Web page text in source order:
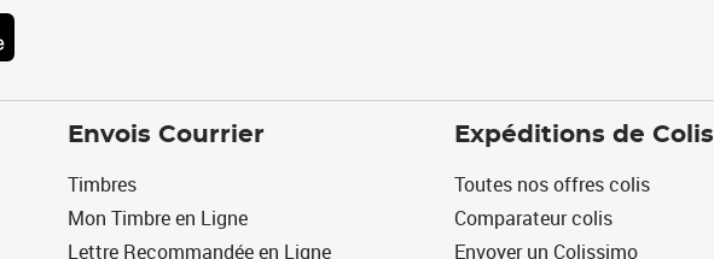
Envois Courrier
Timbres
Mon Timbre en Ligne
Lettre Recommandée en Ligne
Expéditions de Colis
Toutes nos offres colis
Comparateur colis
Envoyer un Colissimo